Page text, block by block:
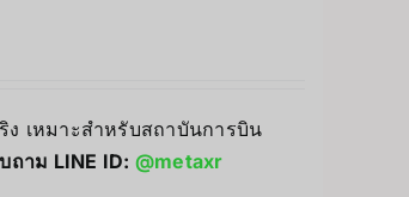
เหมาะสำหรับสถาบันการบิน
าม LINE ID: @metaxr